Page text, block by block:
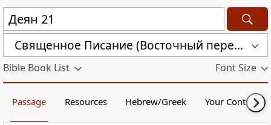
Священное Писание (Восточный перевод), версия для Таджикистана (CARST)
Bible Book List Font Size
Passage Resources Hebrew/Greek Your Content